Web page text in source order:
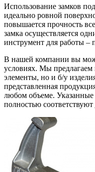
Использование замков
идеально ровной
повышается прочность
замка осуществляется
инструмент для работы –
В нашей компании вы
условиях. Мы предлагаем
элементы, но и б/у
представленная
любом объеме. Указанные
полностью соответствуют